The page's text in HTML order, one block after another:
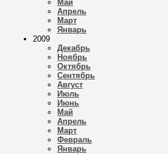
Май
Апрель
Март
Январь
2009
Декабрь
Ноябрь
Октябрь
Сентябрь
Август
Июль
Июнь
Май
Апрель
Март
Февраль
Январь